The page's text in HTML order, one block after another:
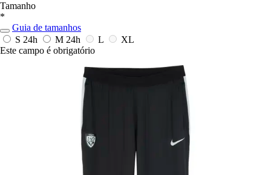
Tamanho
*
Guia de tamanhos
S 24h M 24h L
XL
Este campo é obrigatório